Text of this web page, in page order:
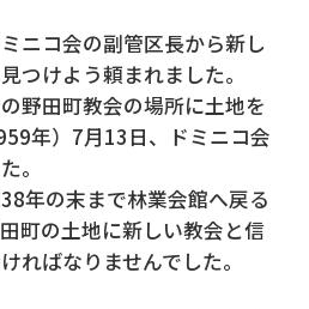
ニコ会の副管区長から新し
つけよう頼まれました。
野田町教会の場所に土地を
年）7月13日、ドミニコ会
た。
年の末まで林業会館へ戻る
町の土地に新しい教会と信
ればなりませんでした。